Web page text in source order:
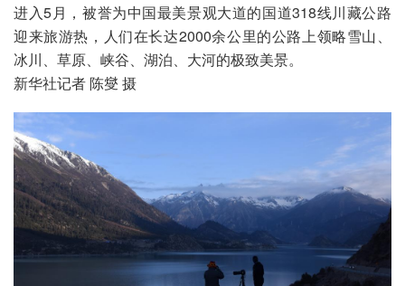
进入5月，被誉为中国最美景观大道的国道318线川藏公路
迎来旅游热，人们在长达2000余公里的公路上领略雪山、
冰川、草原、峡谷、湖泊、大河的极致美景。
新华社记者 陈燮 摄